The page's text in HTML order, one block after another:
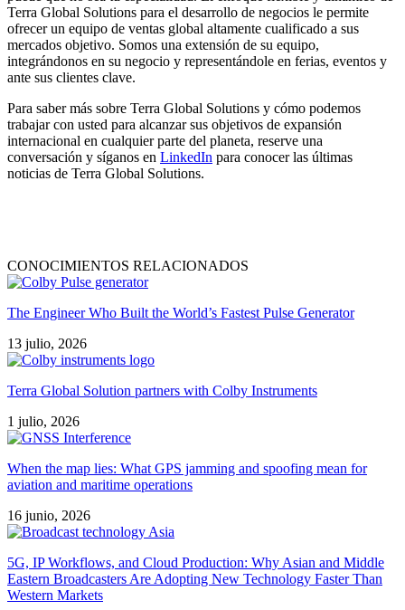
Terra Global Solutions para el desarrollo de negocios le permite
ofrecer un equipo de ventas global altamente cualificado a sus
mercados objetivo. Somos una extensión de su equipo,
integrándonos en su negocio y representándole en ferias, eventos y
ante sus clientes clave.
Para saber más sobre Terra Global Solutions y cómo podemos
trabajar con usted para alcanzar sus objetivos de expansión
internacional en cualquier parte del planeta, reserve una
conversación y síganos en LinkedIn para conocer las últimas
noticias de Terra Global Solutions.
CONOCIMIENTOS RELACIONADOS
The Engineer Who Built the World’s Fastest Pulse Generator
13 julio, 2026
Terra Global Solution partners with Colby Instruments
1 julio, 2026
When the map lies: What GPS jamming and spoofing mean for
aviation and maritime operations
16 junio, 2026
5G, IP Workflows, and Cloud Production: Why Asian and Middle
Eastern Broadcasters Are Adopting New Technology Faster Than
Western Markets